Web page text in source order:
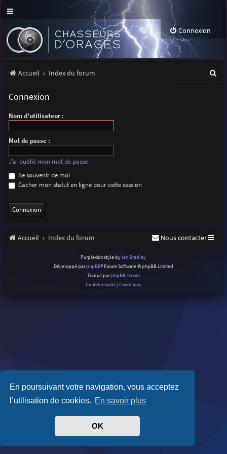
En poursuivant votre navigation, vous acceptez
l’utilisation de cookies. En savoir plus
OK
Connexion
Accueil Index du forum
Connexion
Nom d’utilisateur :
Mot de passe :
J’ai oublié mon mot de passe
Se souvenir de moi
Cacher mon statut en ligne pour cette session
Accueil Index du forum Nous contacter
Purplexion style by Ian Bradley
Développé parphpBB® Forum Software © phpBB Limited
Traduit parphpBB-fr.com
Confidentialité |Conditions